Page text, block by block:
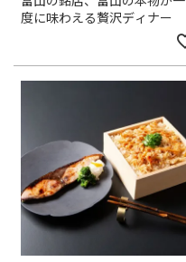
度に味わえる贅沢ディナー